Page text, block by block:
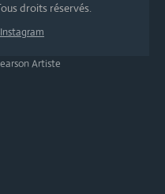
droits réservés.
Artiste